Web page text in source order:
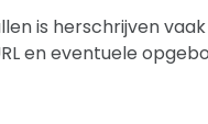
is herschrijven
en eventuele